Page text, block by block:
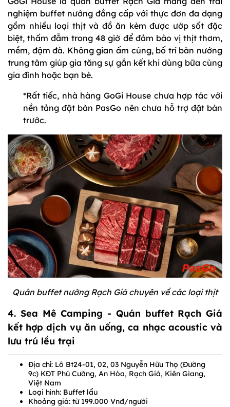
nghiệm buffet nướng đẳng cấp với thực đơn đa dạng
gồm nhiều loại thịt và đồ ăn kèm được ướp sốt đặc
biệt, thấm đẫm trong 48 giờ để đảm bảo vị thịt thơm,
mềm, đậm đà. Không gian ấm cúng, bố trí bàn nướng
trung tâm giúp gia tăng sự gắn kết khi dùng bữa cùng
gia đình hoặc bạn bè.
*Rất tiếc, nhà hàng GoGi House chưa hợp tác với
nền tảng đặt bàn PasGo nên chưa hỗ trợ đặt bàn
trước.
Quán buffet nướng Rạch Giá chuyên về các loại thịt
4. Sea Mê Camping - Quán buffet Rạch Giá
kết hợp dịch vụ ăn uống, ca nhạc acoustic và
lưu trú lều trại
Địa chỉ: Lô Bt24-01, 02, 03 Nguyễn Hữu Thọ (Đường
9c) KĐT Phú Cường, An Hòa, Rạch Giá, Kiên Giang,
Việt Nam
Loại hình: Buffet lẩu
Khoảng giá: từ 199.000 Vnđ/người